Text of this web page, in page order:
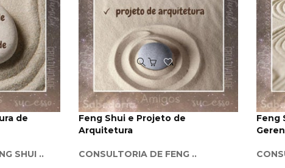
de
SHUI ..
Add
ao
Favoritos
Feng Shui e Projeto de
Arquitetura
CONSULTORIA DE FENG ..
Feng